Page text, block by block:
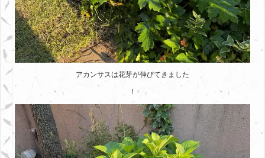
アカンサスは花芽が伸びてきました
！